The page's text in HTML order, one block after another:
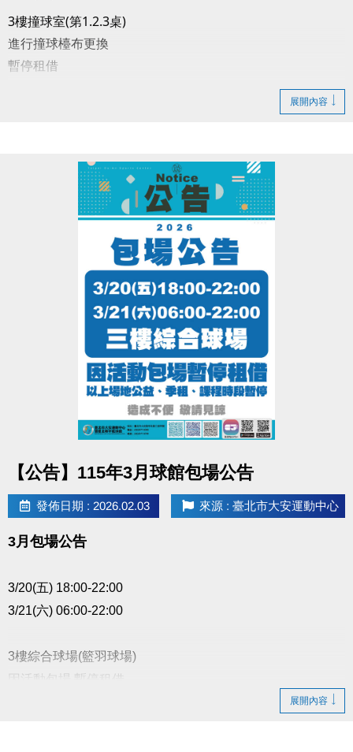
3樓撞球室(第1.2.3桌)
進行撞球檯布更換
暫停租借
展開內容
【公告】115年3月球館包場公告
發佈日期 : 2026.02.03 來源 : 臺北市大安運動中心
3月包場公告
3/20(五) 18:00-22:00
3/21(六) 06:00-22:00
3樓綜合球場(籃羽球場)
因活動包場 暫停租借
展開內容